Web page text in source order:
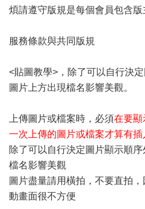
煩請遵守版規是每個會員包含版
服務條款與共同版規
<貼圖教學> ，除了可以自行決
圖片上方出現檔名影響美觀。
上傳圖片或檔案時，必須在要顯
一次上傳的圖片或檔案才算有
除了可以自行決定圖片顯示順
檔名影響美觀
圖片盡量請用橫拍，不要直拍
動畫面很不方便